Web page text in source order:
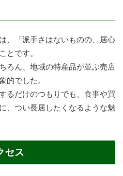
、「派手さはないものの、居心
とです。
ろん、地域の特産品が並ぶ売店
的でした。
るだけのつもりでも、食事や買
、つい長居したくなるような魅
セス